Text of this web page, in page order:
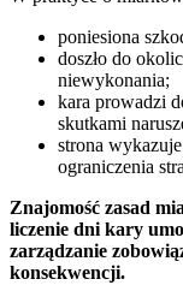
poniesiona
doszło do
niewykonania;
kara prowadzi
skutkami
strona
ograniczenia
Znajomość zasad
liczenie dni kary
zarządzanie
konsekwencji.